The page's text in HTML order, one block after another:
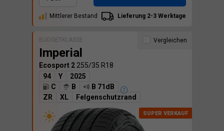
Mittlerer Bestand Lieferung 2-3 Werktage
BUDGETKLASSE
Imperial
Ecosport 2 255/35 R18
94
Y
2025
C
B
B 71dB
ZR
XL Felgenschutzrand
Vergleichen